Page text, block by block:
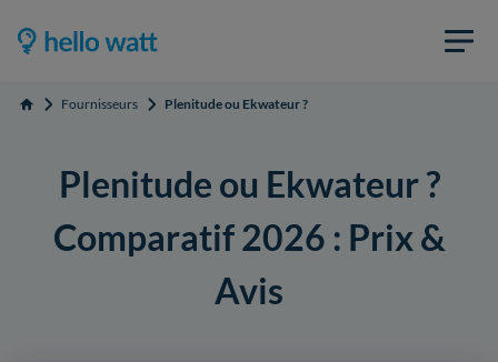
Accueil Fournisseurs Plenitude ou Ekwateur ?
Plenitude ou Ekwateur ?
Comparatif 2026 : Prix &
Avis